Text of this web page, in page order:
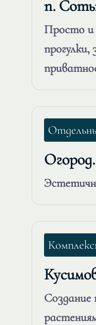
п.
Просто и
прогулки,
Создание